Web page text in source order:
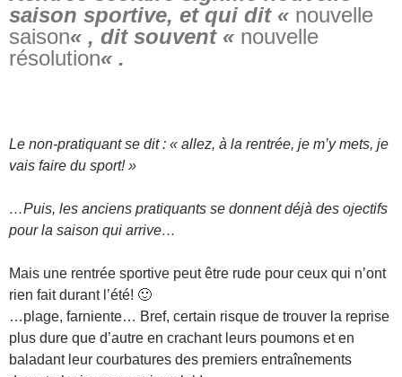
saison sportive, et qui dit « nouvelle
saison« , dit souvent « nouvelle
résolution« .
Le non-pratiquant se dit : « allez, à la rentrée, je m’y mets, je
vais faire du sport! »
…Puis, les anciens pratiquants se donnent déjà des ojectifs
pour la saison qui arrive…
Mais une rentrée sportive peut être rude pour ceux qui n’ont
rien fait durant l’été! 🙂
…plage, farniente… Bref, certain risque de trouver la reprise
plus dure que d’autre en crachant leurs poumons et en
baladant leur courbatures des premiers entraînements